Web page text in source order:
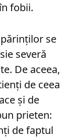
fobii.
se
severă
De aceea,
de ceea
și de
prieten:
de faptul